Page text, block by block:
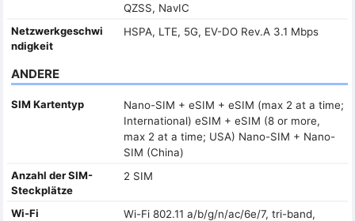
QZSS, NavIC
Netzwerkgeschwi
ndigkeit
HSPA, LTE, 5G, EV-DO Rev.A 3.1 Mbps
ANDERE
SIM Kartentyp
Nano-SIM + eSIM + eSIM (max 2 at a time;
International) eSIM + eSIM (8 or more,
max 2 at a time; USA) Nano-SIM + Nano-
SIM (China)
Anzahl der SIM-
Steckplätze
2 SIM
Wi-Fi
Wi-Fi 802.11 a/b/g/n/ac/6e/7, tri-band,